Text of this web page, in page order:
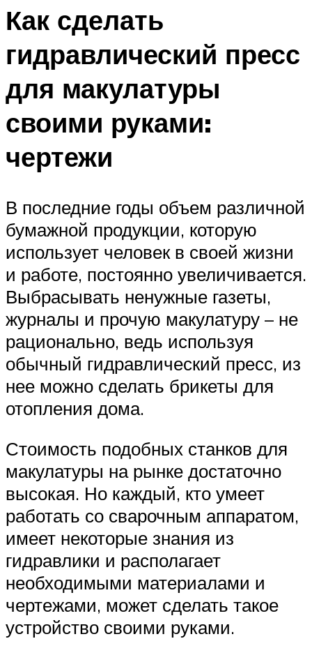
Как сделать
гидравлический пресс
для макулатуры
своими руками:
чертежи
В последние годы объем различной
бумажной продукции, которую
использует человек в своей жизни
и работе, постоянно увеличивается.
Выбрасывать ненужные газеты,
журналы и прочую макулатуру – не
рационально, ведь используя
обычный гидравлический пресс, из
нее можно сделать брикеты для
отопления дома.
Стоимость подобных станков для
макулатуры на рынке достаточно
высокая. Но каждый, кто умеет
работать со сварочным аппаратом,
имеет некоторые знания из
гидравлики и располагает
необходимыми материалами и
чертежами, может сделать такое
устройство своими руками.